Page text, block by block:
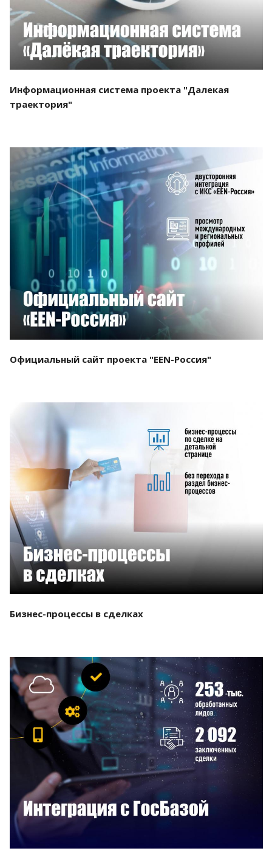
Информационная система проекта "Далекая
траектория"
Смотреть проект
Официальный сайт проекта "EEN-Россия"
Бизнес-процессы в сделках
Смотреть проект